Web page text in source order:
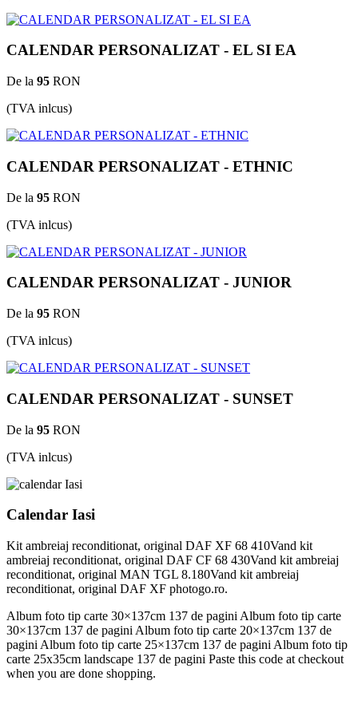
CALENDAR PERSONALIZAT - EL SI EA
De la 95 RON
(TVA inlcus)
CALENDAR PERSONALIZAT - ETHNIC
De la 95 RON
(TVA inlcus)
CALENDAR PERSONALIZAT - JUNIOR
De la 95 RON
(TVA inlcus)
CALENDAR PERSONALIZAT - SUNSET
De la 95 RON
(TVA inlcus)
Calendar Iasi
Kit ambreiaj reconditionat, original DAF XF 68 410Vand kit
ambreiaj reconditionat, original DAF CF 68 430Vand kit ambreiaj
reconditionat, original MAN TGL 8.180Vand kit ambreiaj
reconditionat, original DAF XF photogo.ro.
Album foto tip carte 30×137cm 137 de pagini Album foto tip carte
30×137cm 137 de pagini Album foto tip carte 20×137cm 137 de
pagini Album foto tip carte 25×137cm 137 de pagini Album foto tip
carte 25x35cm landscape 137 de pagini Paste this code at checkout
when you are done shopping.